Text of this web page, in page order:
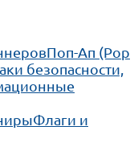
Поп-Ап (Pop
безопасности,
Флаги и